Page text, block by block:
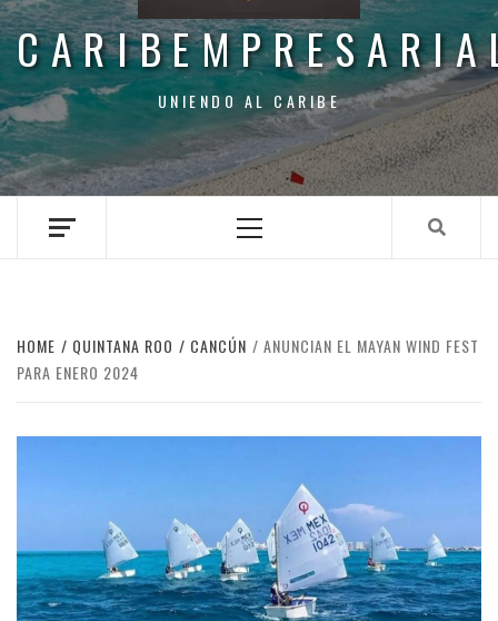
UNIENDO AL CARIBE
Menu
HOME QUINTANA ROO CANCÚN
ANUNCIAN EL MAYAN WIND FEST
PARA ENERO 2024